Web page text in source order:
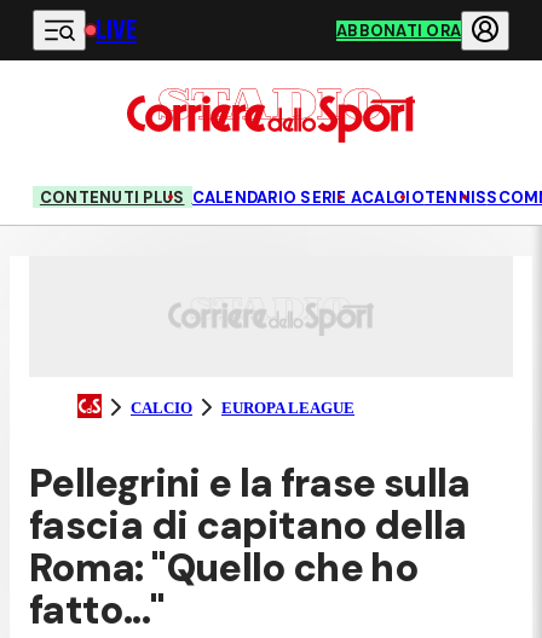
Vai al contenuto principale
LIVE ABBONATI ORA
CONTENUTI PLUS CALENDARIO SERIE ACALCIOTENNIS
CALCIO EUROPA LEAGUE
Pellegrini e la frase sulla
fascia di capitano della
Roma: "Quello che ho
fatto..."